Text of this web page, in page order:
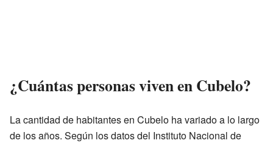
¿Cuántas personas viven en Cubelo?
La cantidad de habitantes en Cubelo ha variado a lo largo
de los años. Según los datos del Instituto Nacional de